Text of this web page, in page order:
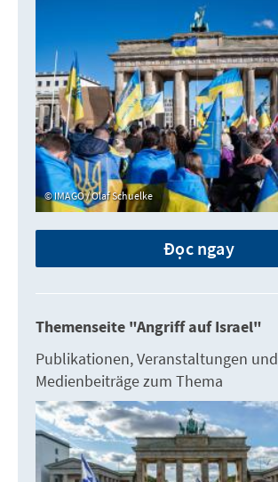
IMAGO / Olaf Schuelke
Đọc ngay
Themenseite "Angriff auf Israel"
Publikationen, Veranstaltungen und
Medienbeiträge zum Thema